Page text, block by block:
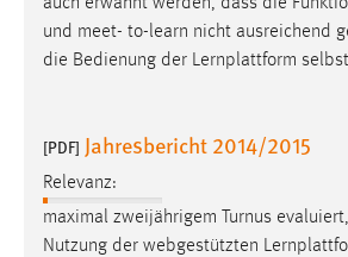
und meet- to-learn nicht ausreichend
die Bedienung der Lernplattform
[PDF] Jahresbericht 2014/2015
Relevanz:
maximal zweijährigem Turnus
Nutzung der webgestützten